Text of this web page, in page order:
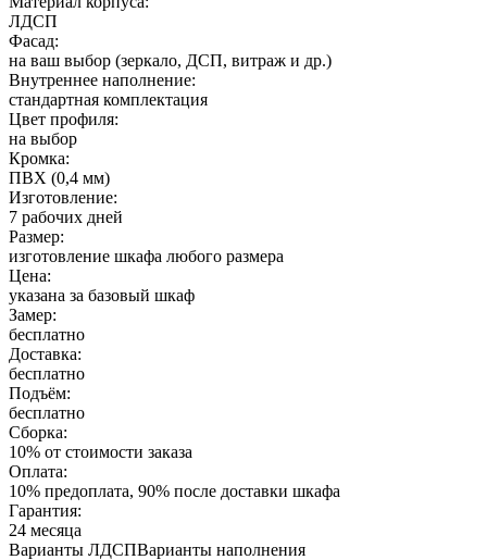
ЛДСП
Фасад:
на ваш выбор (зеркало, ДСП, витраж и др.)
Внутреннее наполнение:
стандартная комплектация
Цвет профиля:
на выбор
Кромка:
ПВХ (0,4 мм)
Изготовление:
7 рабочих дней
Размер:
изготовление шкафа любого размера
Цена:
указана за базовый шкаф
Замер:
бесплатно
Доставка:
бесплатно
Подъём:
бесплатно
Сборка:
10% от стоимости заказа
Оплата:
10% предоплата, 90% после доставки шкафа
Гарантия:
24 месяца
Варианты ЛДСПВарианты наполнения